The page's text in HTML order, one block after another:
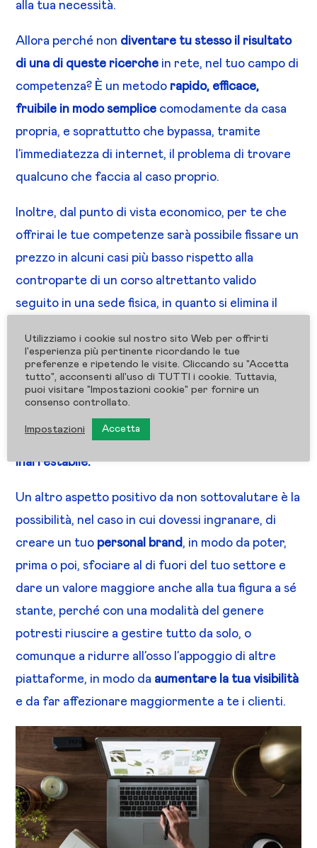
alla tua necessità.
Allora perché non diventare tu stesso il risultato
di una di queste ricerche in rete, nel tuo campo di
competenza? È un metodo rapido, efficace,
fruibile in modo semplice comodamente da casa
propria, e soprattutto che bypassa, tramite
l’immediatezza di internet, il problema di trovare
qualcuno che faccia al caso proprio.
Inoltre, dal punto di vista economico, per te che
offrirai le tue competenze sarà possibile fissare un
prezzo in alcuni casi più basso rispetto alla
controparte di un corso altrettanto valido
seguito in una sede fisica, in quanto si elimina il
come tecnici e simili, da interpellare di frequente
(ovviamente nel caso in cui il tuo servizio si
tramuti in una serie di lezioni preregistrate e non
live), facendo lievitare anche
guadagno, che può divenire scalabile e
inarrestabile.
Un altro aspetto positivo da non sottovalutare è la
possibilità, nel caso in cui dovessi ingranare, di
creare un tuo personal brand, in modo da poter,
prima o poi, sfociare al di fuori del tuo settore e
dare un valore maggiore anche alla tua figura a sé
stante, perché con una modalità del genere
potresti riuscire a gestire tutto da solo, o
comunque a ridurre all’osso l’appoggio di altre
piattaforme, in modo da aumentare la tua visibilità
e da far affezionare maggiormente a te i clienti.
Utilizziamo i cookie sul nostro sito Web per offrirti
l'esperienza più pertinente ricordando le tue
preferenze e ripetendo le visite. Cliccando su "Accetta
tutto", acconsenti all'uso di TUTTI i cookie. Tuttavia,
puoi visitare "Impostazioni cookie" per fornire un
consenso controllato.
Impostazioni Accetta